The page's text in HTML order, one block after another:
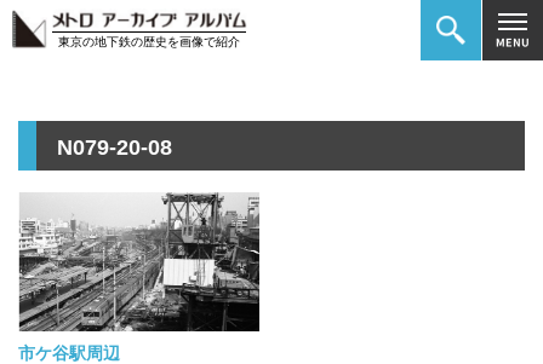
東京の地下鉄の歴史を画像で紹介
N079-20-08
市ケ谷駅周辺